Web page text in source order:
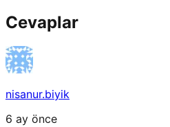
Cevaplar
nisanur.biyik
6 ay önce